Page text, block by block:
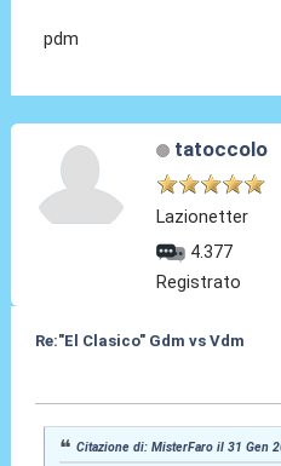
pdm
tatoccolo
Lazionetter
4.377
Registrato
Re:"El Clasico" Gdm vs Vdm
Citazione di: MisterFaro il 31 Gen